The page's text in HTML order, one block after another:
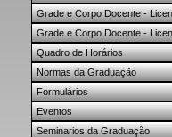
Grade e Corpo Docente -
Grade e Corpo Docente -
Quadro de Horários
Normas da Graduação
Formulários
Eventos
Seminarios da Graduação